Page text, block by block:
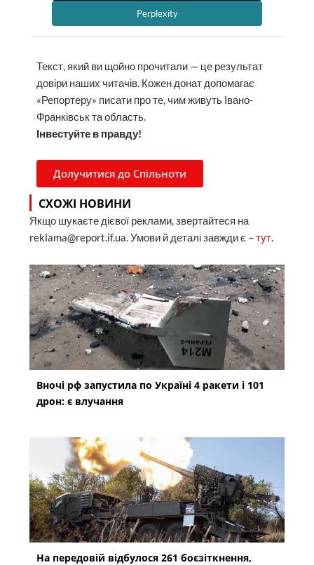
Perplexity
Текст, який ви щойно прочитали — це результат
довіри наших читачів. Кожен донат допомагає
«Репортеру» писати про те, чим живуть Івано-
Франківськ та область.
Інвестуйте в правду!
Долучитися до Спільноти
СХОЖІ НОВИНИ
Якщо шукаєте дієвої реклами, звертайтеся на
reklama@report.if.ua. Умови й деталі завжди є –тут.
Вночі рф запустила по Україні 4 ракети і 101
дрон: є влучання
На передовій відбулося 261 боєзіткнення,